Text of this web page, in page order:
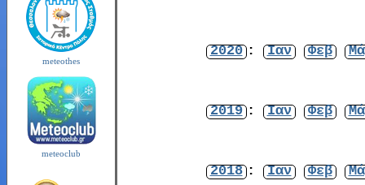
meteothes
meteoclub
2020 : Ιαν Φεβ
2019 : Ιαν Φεβ
2018 : Ιαν Φεβ